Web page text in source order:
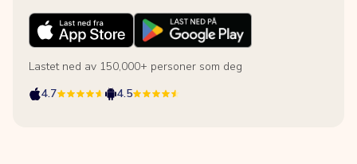
Lastet ned av 150,000+ personer som deg
4.7
4.5